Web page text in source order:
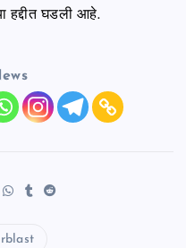
हद्दीत घडली आहे.